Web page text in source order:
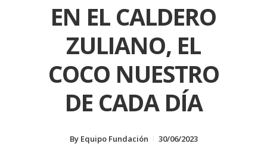
EN EL CALDERO
ZULIANO, EL
COCO NUESTRO
DE CADA DÍA
By Equipo Fundación
30/06/2023